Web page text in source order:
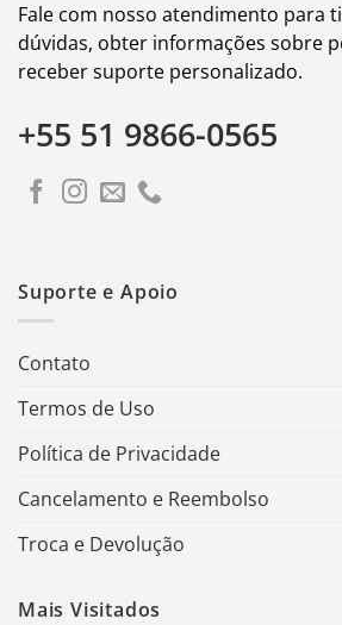
Fale com nosso atendimento para
dúvidas, obter informações sobre
receber suporte personalizado.
+55 51 9866-0565
Suporte e Apoio
Contato
Termos de Uso
Política de Privacidade
Cancelamento e Reembolso
Troca e Devolução
Mais Visitados